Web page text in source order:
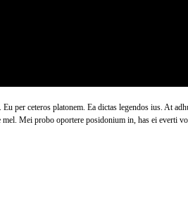
per ceteros platonem. Ea dictas legendos ius. At
Mei probo oportere posidonium in, has ei everti